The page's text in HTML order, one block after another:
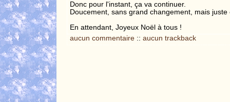
Donc pour l'instant, ça va continuer.
Doucement, sans grand changement, mais
En attendant, Joyeux Noël à tous !
aucun commentaire :: aucun trackback